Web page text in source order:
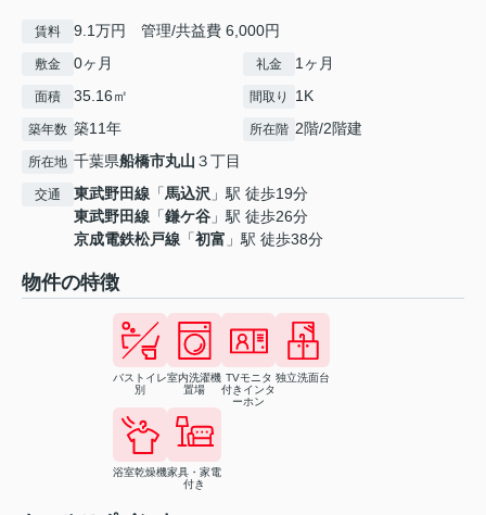
賃料 9.1万円 管理/共益費 6,000円
敷金 0ヶ月 礼金 1ヶ月
面積 35.16㎡ 間取り 1K
築年数 築11年 所在階 2階/2階建
所在地 千葉県船橋市丸山 ３丁目
交通 東武野田線 「馬込沢 」駅 徒歩19分
東武野田線 「鎌ケ谷 」駅 徒歩26分
京成電鉄松戸線 「初富 」駅 徒歩38分
物件の特徴
バストイレ
別
室内洗濯機
置場
TVモニタ
付きインタ
ーホン
独立洗面台
浴室乾燥機家具・家電
付き